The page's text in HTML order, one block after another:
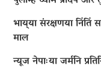
भाय्‌या संरक्षणया
माल
न्यूज नेपाःया जर्मनि